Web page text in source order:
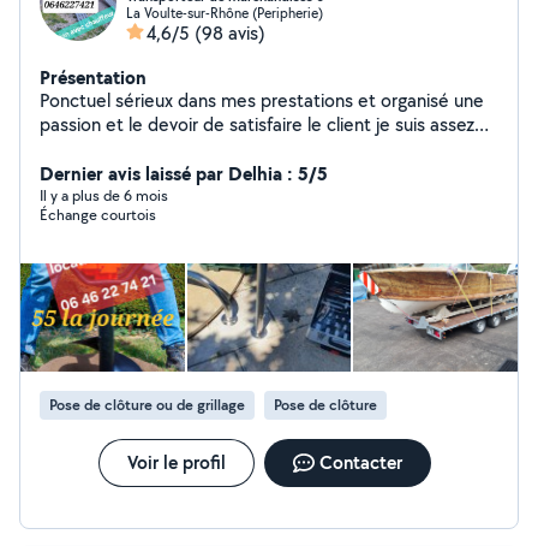
La Voulte-sur-Rhône (Peripherie)
4,6/5 (98 avis)
Présentation
Ponctuel sérieux dans mes prestations et organisé une
passion et le devoir de satisfaire le client je suis assez
sollicitation N hésité pas à me contacter Pour toutes
informations.
Dernier avis laissé par Delhia : 5/5
Il y a plus de 6 mois
Échange courtois
Pose de clôture ou de grillage Pose de clôture
Voir le profil Contacter